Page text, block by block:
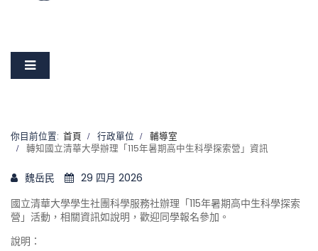
你目前位置: 首頁 行政單位
輔導室
轉知國立清華大學辦理「115年暑期高中生科學探索營」資訊
魏岳民
29 四月 2026
國立清華大學學生社團科學服務社辦理「115年暑期高中生科學探索
營」活動，相關資訊如說明，歡迎同學報名參加。
說明：